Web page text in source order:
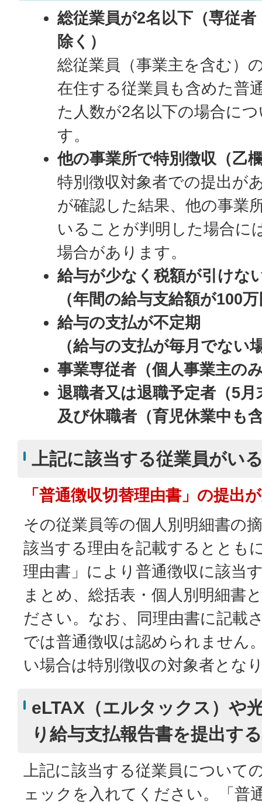
総従業員が2名以下（専従
除く）
総従業員（事業主を含む）
在住する従業員も含めた普
た人数が2名以下の場合に
す。
他の事業所で特別徴収（乙
特別徴収対象者での提出が
が確認した結果、他の事業
いることが判明した場合に
場合があります。
給与が少なく税額が引けな
（年間の給与支給額が100
給与の支払が不定期
（給与の支払が毎月でない
事業専従者（個人事業主の
退職者又は退職予定者（5月
及び休職者（育児休業中も
上記に該当する従業員がい
「普通徴収切替理由書」の提出
その従業員等の個人別明細書の
該当する理由を記載するととも
理由書」により普通徴収に該当
まとめ、総括表・個人別明細書
ださい。なお、同理由書に記載
では普通徴収は認められません
い場合は特別徴収の対象者とな
eLTAX（エルタックス）や
り給与支払報告書を提出す
上記に該当する従業員について
ェックを入れてください。「普